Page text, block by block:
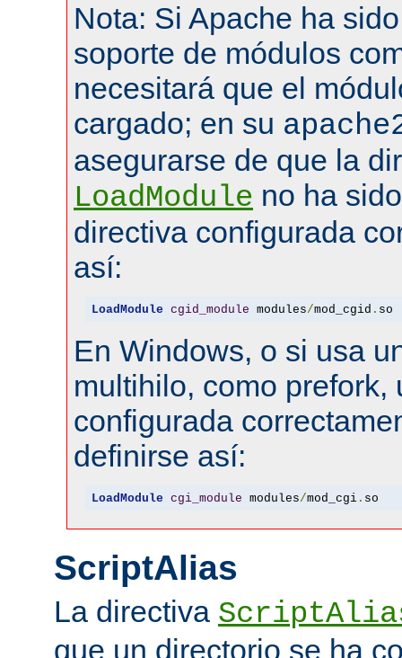
Nota: Si Apache ha
soporte de módulos
necesitará que el
cargado; en su
asegurarse de que la
LoadModule no ha
directiva configurada
así:
LoadModule cgid_module modules/mod_cgid . so
En Windows, o si usa
multihilo, como prefork,
configurada
definirse así:
LoadModule cgi_module modules/mod_cgi. so
ScriptAlias
La directiva
que un directorio se ha